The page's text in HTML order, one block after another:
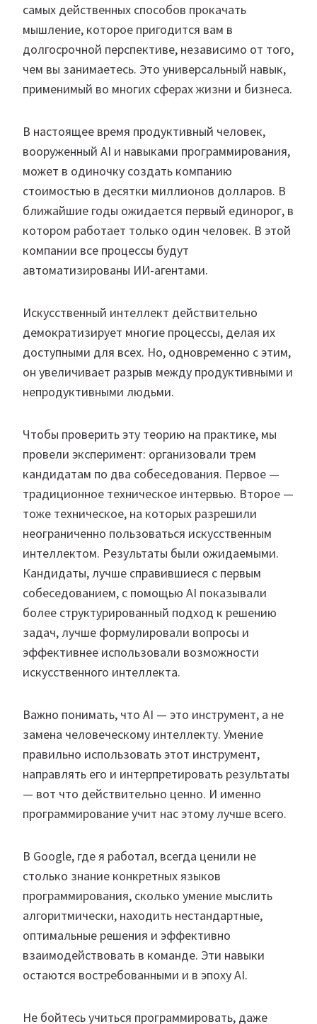
самых действенных способов прокачать
мышление, которое пригодится вам в
долгосрочной перспективе, независимо от того,
чем вы занимаетесь. Это универсальный навык,
применимый во многих сферах жизни и бизнеса.
В настоящее время продуктивный человек,
вооруженный AI и навыками программирования,
может в одиночку создать компанию
стоимостью в десятки миллионов долларов. В
ближайшие годы ожидается первый единорог, в
котором работает только один человек. В этой
компании все процессы будут
автоматизированы ИИ-агентами.
Искусственный интеллект действительно
демократизирует многие процессы, делая их
доступными для всех. Но, одновременно с этим,
он увеличивает разрыв между продуктивными и
непродуктивными людьми.
Чтобы проверить эту теорию на практике, мы
провели эксперимент: организовали трем
кандидатам по два собеседования. Первое —
традиционное техническое интервью. Второе —
тоже техническое, на которых разрешили
неограниченно пользоваться искусственным
интеллектом. Результаты были ожидаемыми.
Кандидаты, лучше справившиеся с первым
собеседованием, с помощью AI показывали
более структурированный подход к решению
задач, лучше формулировали вопросы и
эффективнее использовали возможности
искусственного интеллекта.
Важно понимать, что AI — это инструмент, а не
замена человеческому интеллекту. Умение
правильно использовать этот инструмент,
направлять его и интерпретировать результаты
— вот что действительно ценно. И именно
программирование учит нас этому лучше всего.
В Google, где я работал, всегда ценили не
столько знание конкретных языков
программирования, сколько умение мыслить
алгоритмически, находить нестандартные,
оптимальные решения и эффективно
взаимодействовать в команде. Эти навыки
остаются востребованными и в эпоху AI.
Не бойтесь учиться программировать, даже